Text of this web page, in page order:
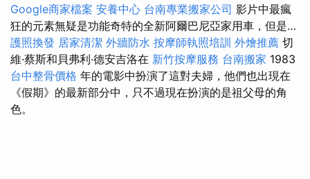
Google商家檔案 安養中心 台南專業搬家公司 影片中最瘋
狂的元素無疑是功能奇特的全新阿爾巴尼亞家用車，但是…
護照換發 居家清潔 外牆防水 按摩師執照培訓 外燴推薦 切
維·蔡斯和貝弗利·德安吉洛在 新竹按摩服務 台南搬家 1983
台中整骨價格 年的電影中扮演了這對夫婦，他們也出現在
《假期》的最新部分中，只不過現在扮演的是祖父母的角
色。